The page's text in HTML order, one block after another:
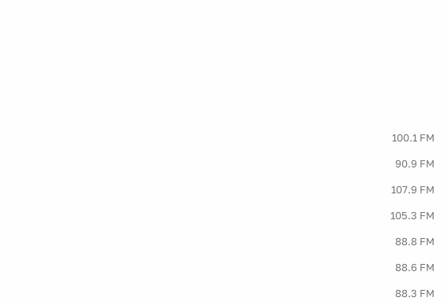
100.1 FM
90.9 FM
107.9 FM
105.3 FM
88.8 FM
88.6 FM
88.3 FM